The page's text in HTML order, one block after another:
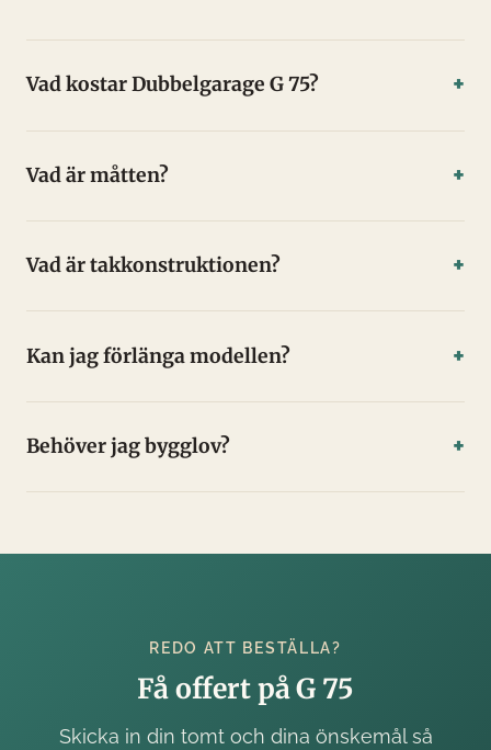
Vad kostar Dubbelgarage G 75?
Vad är måtten?
Vad är takkonstruktionen?
Kan jag förlänga modellen?
Behöver jag bygglov?
REDO ATT BESTÄLLA?
Få offert på G 75
Skicka in din tomt och dina önskemål så